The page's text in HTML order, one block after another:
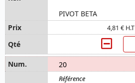
PIVOT BETA
4,81 € H.T
20